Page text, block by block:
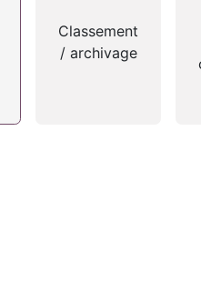
Classement
/ archivage